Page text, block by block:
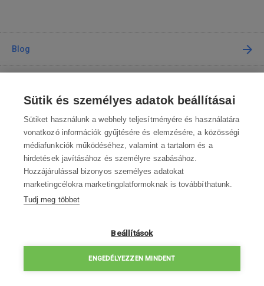
Blog
A vásárlásról
Kapcsolat
Lépjen kapcsolatba velünk
Hé-Pé 8:00—16:30
Sütik és személyes adatok beállításai
Sütiket használunk a webhely teljesítményére és használatára
vonatkozó információk gyűjtésére és elemzésére, a közösségi
médiafunkciók működéséhez, valamint a tartalom és a
hirdetések javításához és személyre szabásához.
Hozzájárulással bizonyos személyes adatokat
marketingcélokra marketingplatformoknak is továbbíthatunk.
Tudj meg többet
Beállítások
ENGEDÉLYEZZEN MINDENT